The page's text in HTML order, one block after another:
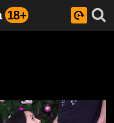
18+